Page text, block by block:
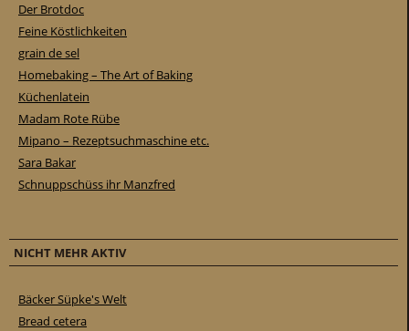
Der Brotdoc
Feine Köstlichkeiten
grain de sel
Homebaking – The Art of Baking
Küchenlatein
Madam Rote Rübe
Mipano – Rezeptsuchmaschine etc.
Sara Bakar
Schnuppschüss ihr Manzfred
NICHT MEHR AKTIV
Bäcker Süpke's Welt
Bread cetera